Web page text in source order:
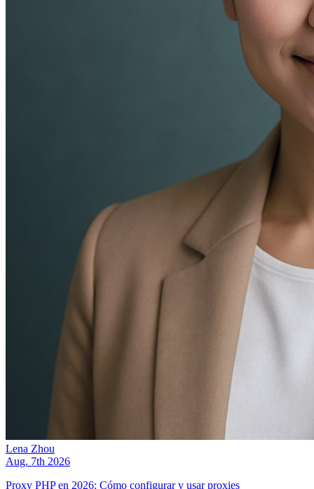
Lena Zhou
Aug. 7th 2026
Proxy PHP en 2026: Cómo configurar y usar proxies